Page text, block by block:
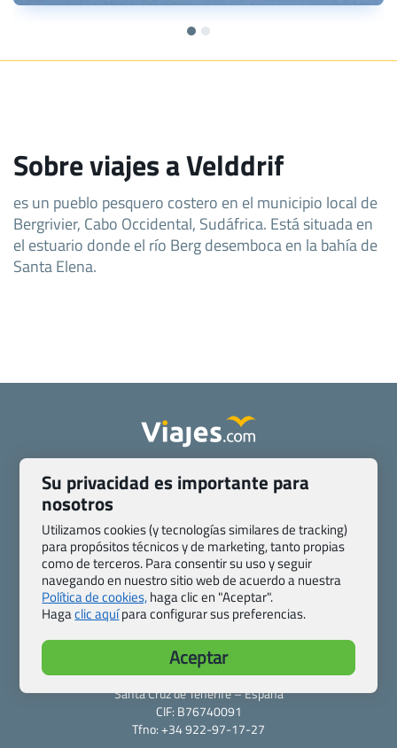
Sobre viajes a Velddrif
es un pueblo pesquero costero en el municipio local de
Bergrivier, Cabo Occidental, Sudáfrica. Está situada en
el estuario donde el río Berg desemboca en la bahía de
Santa Elena.
Quienes somos
Contacto
Pasaporte, Visado, Salud y otras disposiciones específicas
Preguntas frecuentes
Condiciones generales
Política de privacidad y cookies
Transparencia
Todas las páginas – sitemap
Viajes.com
Last Minute Express S.L.U.
c/ Drago, CC HLS, Local 13
38660 Miraverde – Adeje
Santa Cruz de Tenerife – España
CIF: B76740091
Tfno: +34 922-97-17-27
Su privacidad es importante para
nosotros
Utilizamos cookies (y tecnologías similares de tracking)
para propósitos técnicos y de marketing, tanto propias
como de terceros. Para consentir su uso y seguir
navegando en nuestro sitio web de acuerdo a nuestra
Política de cookies,haga clic en "Aceptar".
Hagaclic aquípara configurar sus preferencias.
Aceptar